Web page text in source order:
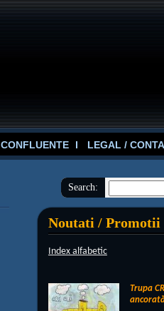
CONFLUENTE LEGAL /
Search:
Noutati / Promotii
Index alfabetic
Trupa